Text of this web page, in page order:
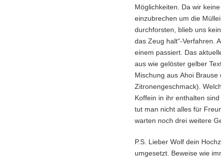
Möglichkeiten. Da wir
einzubrechen um die
durchforsten, blieb uns
das Zeug halt“-Verfahren.
einem passiert. Das
aus wie gelöster gelber
Mischung aus Ahoi
Zitronengeschmack).
Koffein in ihr enthalten
tut man nicht alles für
warten noch drei weitere
P.S. Lieber Wolf dein
umgesetzt. Beweise wie